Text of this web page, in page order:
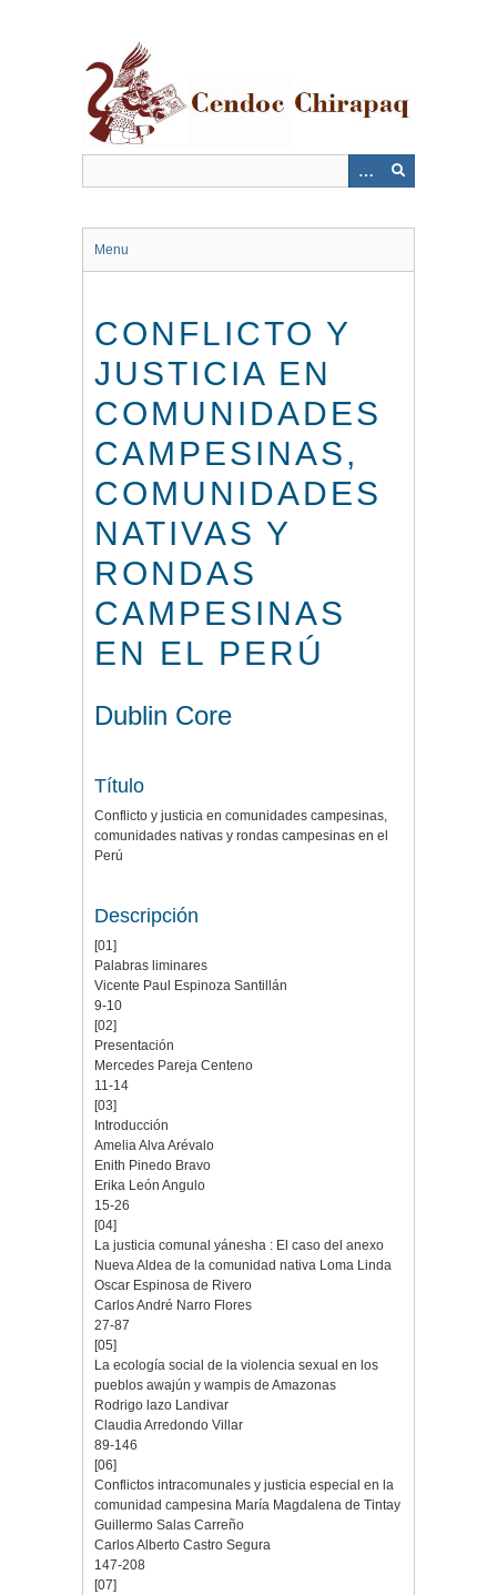
Menu
CONFLICTO Y
JUSTICIA EN
COMUNIDADES
CAMPESINAS,
COMUNIDADES
NATIVAS Y
RONDAS
CAMPESINAS
EN EL PERÚ
Dublin Core
Título
Conflicto y justicia en comunidades campesinas,
comunidades nativas y rondas campesinas en el
Perú
Descripción
[01]
Palabras liminares
Vicente Paul Espinoza Santillán
9-10
[02]
Presentación
Mercedes Pareja Centeno
11-14
[03]
Introducción
Amelia Alva Arévalo
Enith Pinedo Bravo
Erika León Angulo
15-26
[04]
La justicia comunal yánesha : El caso del anexo
Nueva Aldea de la comunidad nativa Loma Linda
Oscar Espinosa de Rivero
Carlos André Narro Flores
27-87
[05]
La ecología social de la violencia sexual en los
pueblos awajún y wampis de Amazonas
Rodrigo lazo Landivar
Claudia Arredondo Villar
89-146
[06]
Conflictos intracomunales y justicia especial en la
comunidad campesina María Magdalena de Tintay
Guillermo Salas Carreño
Carlos Alberto Castro Segura
147-208
[07]